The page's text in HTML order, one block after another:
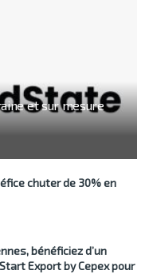
et sur mesure
chuter de 30% en
bénéficiez d’un
Export by Cepex pour